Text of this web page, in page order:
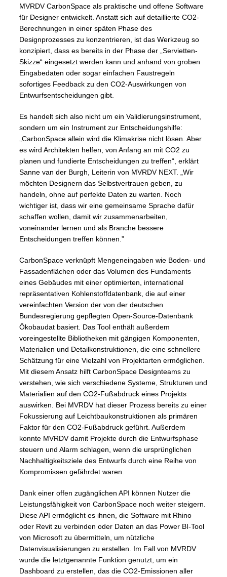
MVRDV CarbonSpace als praktische und offene Software
für Designer entwickelt. Anstatt sich auf detaillierte CO2-
Berechnungen in einer späten Phase des
Designprozesses zu konzentrieren, ist das Werkzeug so
konzipiert, dass es bereits in der Phase der „Servietten-
Skizze“ eingesetzt werden kann und anhand von groben
Eingabedaten oder sogar einfachen Faustregeln
sofortiges Feedback zu den CO2-Auswirkungen von
Entwurfsentscheidungen gibt.
Es handelt sich also nicht um ein Validierungsinstrument,
sondern um ein Instrument zur Entscheidungshilfe:
„CarbonSpace allein wird die Klimakrise nicht lösen. Aber
es wird Architekten helfen, von Anfang an mit CO2 zu
planen und fundierte Entscheidungen zu treffen“, erklärt
Sanne van der Burgh, Leiterin von MVRDV NEXT. „Wir
möchten Designern das Selbstvertrauen geben, zu
handeln, ohne auf perfekte Daten zu warten. Noch
wichtiger ist, dass wir eine gemeinsame Sprache dafür
schaffen wollen, damit wir zusammenarbeiten,
voneinander lernen und als Branche bessere
Entscheidungen treffen können.”
CarbonSpace verknüpft Mengeneingaben wie Boden- und
Fassadenflächen oder das Volumen des Fundaments
eines Gebäudes mit einer optimierten, international
repräsentativen Kohlenstoffdatenbank, die auf einer
vereinfachten Version der von der deutschen
Bundesregierung gepflegten Open-Source-Datenbank
Ökobaudat basiert. Das Tool enthält außerdem
voreingestellte Bibliotheken mit gängigen Komponenten,
Materialien und Detailkonstruktionen, die eine schnellere
Schätzung für eine Vielzahl von Projektarten ermöglichen.
Mit diesem Ansatz hilft CarbonSpace Designteams zu
verstehen, wie sich verschiedene Systeme, Strukturen und
Materialien auf den CO2-Fußabdruck eines Projekts
auswirken. Bei MVRDV hat dieser Prozess bereits zu einer
Fokussierung auf Leichtbaukonstruktionen als primären
Faktor für den CO2-Fußabdruck geführt. Außerdem
konnte MVRDV damit Projekte durch die Entwurfsphase
steuern und Alarm schlagen, wenn die ursprünglichen
Nachhaltigkeitsziele des Entwurfs durch eine Reihe von
Kompromissen gefährdet waren.
Dank einer offen zugänglichen API können Nutzer die
Leistungsfähigkeit von CarbonSpace noch weiter steigern.
Diese API ermöglicht es ihnen, die Software mit Rhino
oder Revit zu verbinden oder Daten an das Power BI-Tool
von Microsoft zu übermitteln, um nützliche
Datenvisualisierungen zu erstellen. Im Fall von MVRDV
wurde die letztgenannte Funktion genutzt, um ein
Dashboard zu erstellen, das die CO2-Emissionen aller